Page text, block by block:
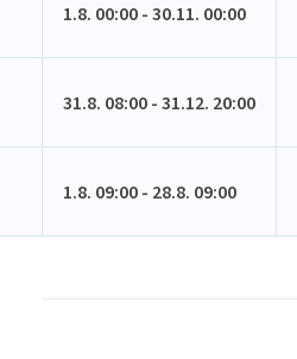
1.8. 00:00 - 30.11. 00:00
31.8. 08:00 - 31.12. 20:00
1.8. 09:00 - 28.8. 09:00